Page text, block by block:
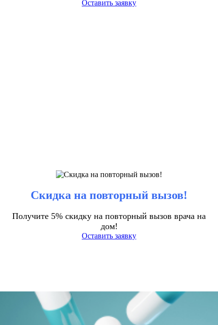
Оставить заявку
Скидка на повторный вызов!
Получите 5% скидку на повторный вызов врача на
дом!
Оставить заявку